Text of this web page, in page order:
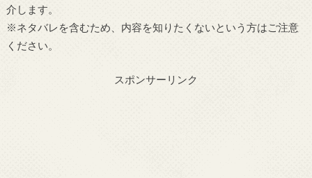
介します。
※ネタバレを含むため、内容を知りたくないという方はご注意
ください。
スポンサーリンク